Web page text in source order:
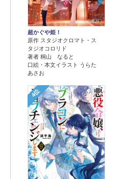
超かぐや姫！
原作 スタジオクロマト・ス
タジオコロリド
著者 桐山 なると
口絵・本文イラスト うらた
あさお
4位